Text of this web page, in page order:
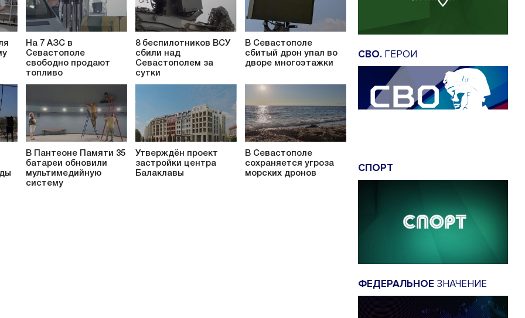
На 7 АЗС в
Севастополе
свободно продают
топливо
8 беспилотников ВСУ
сбили над
Севастополем за
сутки
В Севастополе
сбитый дрон упал во
дворе многоэтажки
В Пантеоне Памяти 35
батареи обновили
мультимедийную
систему
Утверждён проект
застройки центра
Балаклавы
В Севастополе
сохраняется угроза
морских дронов
СВО. ГЕРОИ
СПОРТ
ФЕДЕРАЛЬНОЕ ЗНАЧЕНИЕ